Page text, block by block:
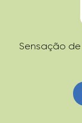
Sensação de